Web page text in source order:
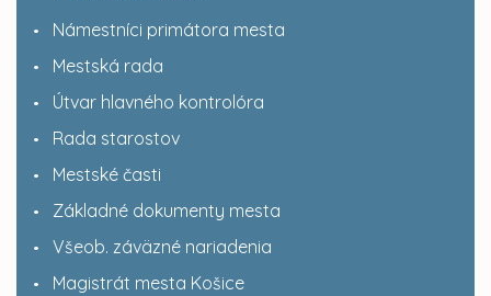
Námestníci primátora mesta
Mestská rada
Útvar hlavného kontrolóra
Rada starostov
Mestské časti
Základné dokumenty mesta
Všeob. záväzné nariadenia
Magistrát mesta Košice